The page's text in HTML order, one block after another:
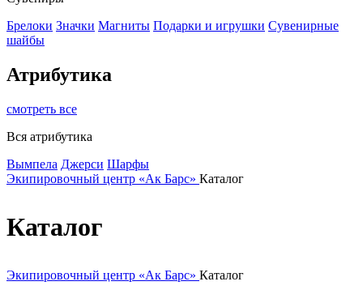
Брелоки Значки Магниты Подарки и игрушки Сувенирные
шайбы
Атрибутика
смотреть все
Вся атрибутика
Вымпела Джерси Шарфы
Экипировочный центр «Ак Барс» Каталог
Каталог
Экипировочный центр «Ак Барс» Каталог